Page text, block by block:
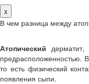
x
В чем разница между
Атопический дерматит,
предрасположенностью.
то есть физический
появления сыпи.